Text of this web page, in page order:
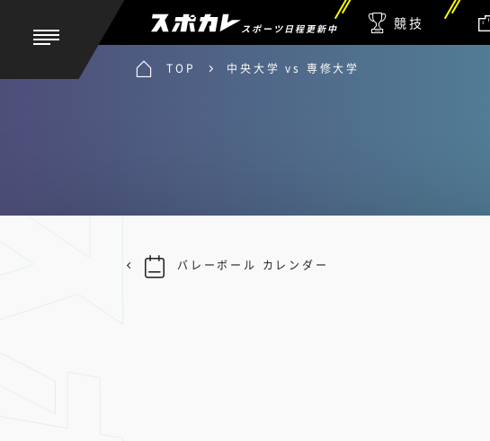
スポーツ日程更新中 競技
TOP 中央大学 vs 専修大学
バレーボール カレンダー